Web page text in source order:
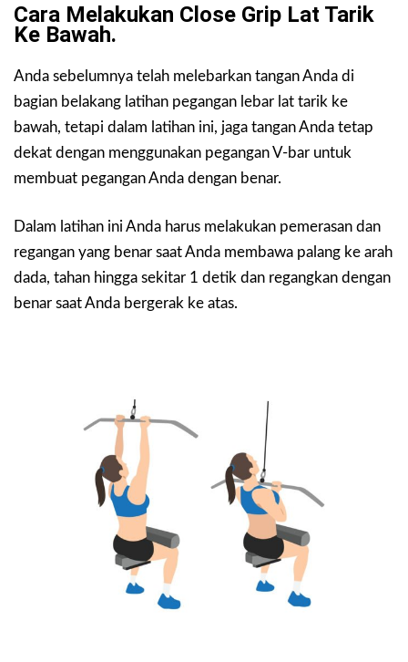
Cara Melakukan Close Grip Lat Tarik
Ke Bawah.
Anda sebelumnya telah melebarkan tangan Anda di
bagian belakang latihan pegangan lebar lat tarik ke
bawah, tetapi dalam latihan ini, jaga tangan Anda tetap
dekat dengan menggunakan pegangan V-bar untuk
membuat pegangan Anda dengan benar.
Dalam latihan ini Anda harus melakukan pemerasan dan
regangan yang benar saat Anda membawa palang ke arah
dada, tahan hingga sekitar 1 detik dan regangkan dengan
benar saat Anda bergerak ke atas.